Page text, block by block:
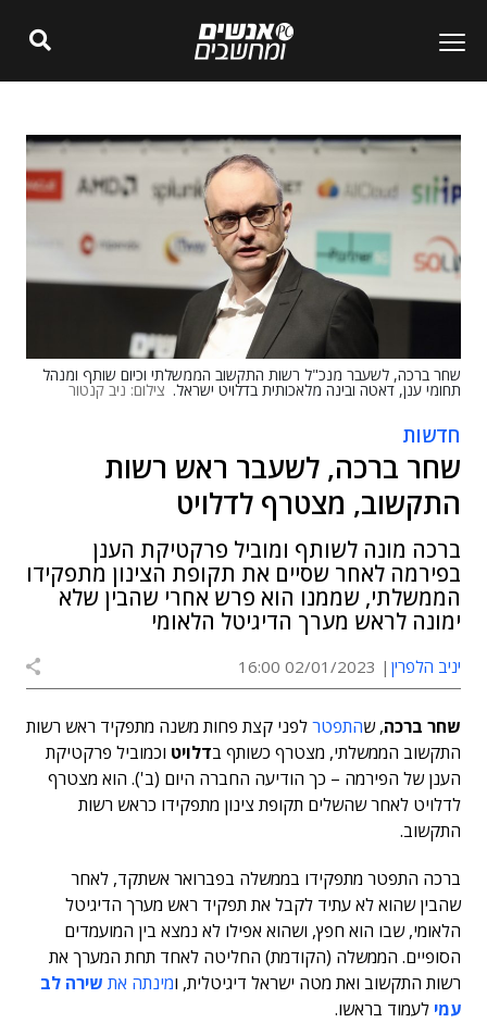
שחר ברכה, לשעבר מנכ"ל רשות התקשוב הממשלתי וכיום שותף ומנהל
תחומי ענן, דאטה ובינה מלאכותית בדלויט ישראל. צילום: ניב קנטור
חדשות
שחר ברכה, לשעבר ראש רשות
התקשוב, מצטרף לדלויט
ברכה מונה לשותף ומוביל פרקטיקת הענן
בפירמה לאחר שסיים את תקופת הצינון מתפקידו
הממשלתי, שממנו הוא פרש אחרי שהבין שלא
ימונה לראש מערך הדיגיטל הלאומי
יניב הלפרין 02/01/2023 16:00
שחר ברכה, שהתפטרלפני קצת פחות משנה מתפקיד ראש רשות
התקשוב הממשלתי, מצטרף כשותף בדלויט וכמוביל פרקטיקת
הענן של הפירמה – כך הודיעה החברה היום (ב'). הוא מצטרף
לדלויט לאחר שהשלים תקופת צינון מתפקידו כראש רשות
התקשוב.
ברכה התפטר מתפקידו בממשלה בפברואר אשתקד, לאחר
שהבין שהוא לא עתיד לקבל את תפקיד ראש מערך הדיגיטל
הלאומי, שבו הוא חפץ, ושהוא אפילו לא נמצא בין המועמדים
הסופיים. הממשלה (הקודמת) החליטה לאחד תחת המערך את
רשות התקשוב ואת מטה ישראל דיגיטלית, ומינתה את שירה לב
עמי לעמוד בראשו.